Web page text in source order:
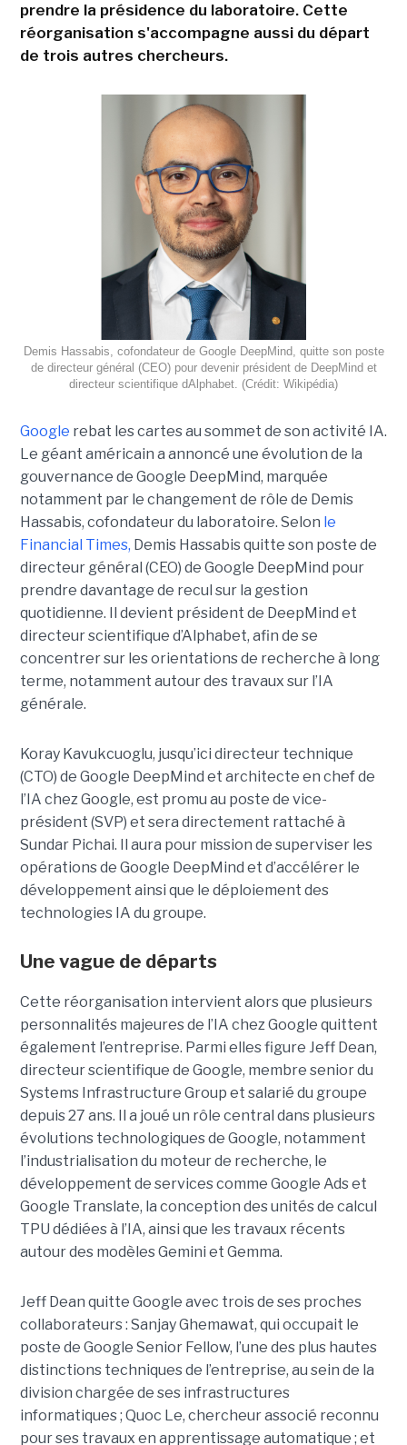
prendre la présidence du laboratoire. Cette
réorganisation s'accompagne aussi du départ
de trois autres chercheurs.
Demis Hassabis, cofondateur de Google DeepMind, quitte son poste
de directeur général (CEO) pour devenir président de DeepMind et
directeur scientifique dAlphabet. (Crédit: Wikipédia)
Google rebat les cartes au sommet de son activité IA.
Le géant américain a annoncé une évolution de la
gouvernance de Google DeepMind, marquée
notamment par le changement de rôle de Demis
Hassabis, cofondateur du laboratoire. Selon le
Financial Times, Demis Hassabis quitte son poste de
directeur général (CEO) de Google DeepMind pour
prendre davantage de recul sur la gestion
quotidienne. Il devient président de DeepMind et
directeur scientifique d’Alphabet, afin de se
concentrer sur les orientations de recherche à long
terme, notamment autour des travaux sur l’IA
générale.
Koray Kavukcuoglu, jusqu’ici directeur technique
(CTO) de Google DeepMind et architecte en chef de
l’IA chez Google, est promu au poste de vice-
président (SVP) et sera directement rattaché à
Sundar Pichai. Il aura pour mission de superviser les
opérations de Google DeepMind et d’accélérer le
développement ainsi que le déploiement des
technologies IA du groupe.
Une vague de départs
Cette réorganisation intervient alors que plusieurs
personnalités majeures de l’IA chez Google quittent
également l’entreprise. Parmi elles figure Jeff Dean,
directeur scientifique de Google, membre senior du
Systems Infrastructure Group et salarié du groupe
depuis 27 ans. Il a joué un rôle central dans plusieurs
évolutions technologiques de Google, notamment
l’industrialisation du moteur de recherche, le
développement de services comme Google Ads et
Google Translate, la conception des unités de calcul
TPU dédiées à l’IA, ainsi que les travaux récents
autour des modèles Gemini et Gemma.
Jeff Dean quitte Google avec trois de ses proches
collaborateurs : Sanjay Ghemawat, qui occupait le
poste de Google Senior Fellow, l’une des plus hautes
distinctions techniques de l’entreprise, au sein de la
division chargée de ses infrastructures
informatiques ; Quoc Le, chercheur associé reconnu
pour ses travaux en apprentissage automatique ; et